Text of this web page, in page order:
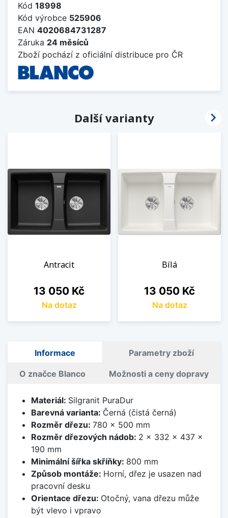
Kód 18998
Kód výrobce 525906
EAN 4020684731287
Záruka 24 měsíců
Zboží pochází z oficiální distribuce pro ČR
Další varianty
Antracit
Cena
13 050 Kč
Na dotaz
Bílá
Cena
13 050 Kč
Na dotaz

Informace Parametry zboží
O značce Blanco Možnosti a ceny dopravy
Materiál: Silgranit PuraDur
Barevná varianta: Černá (čistá černá)
Rozměr dřezu: 780 x 500 mm
Rozměr dřezových nádob: 2 x 332 x 437 x
190 mm
Minimální šířka skříňky: 800 mm
Způsob montáže: Horní, dřez je usazen nad
pracovní desku
Orientace dřezu: Otočný, vana dřezu může
být vlevo i vpravo